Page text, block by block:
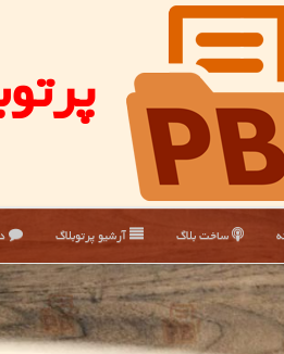
ساخت بلاگ آرشیو پرتوبلاگ